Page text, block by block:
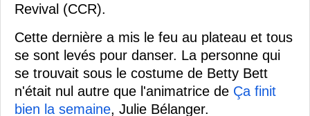
Revival (CCR).
Cette dernière a mis le feu au plateau et tous
se sont levés pour danser. La personne qui
se trouvait sous le costume de Betty Bett
n'était nul autre que l'animatrice de Ça finit
bien la semaine, Julie Bélanger.